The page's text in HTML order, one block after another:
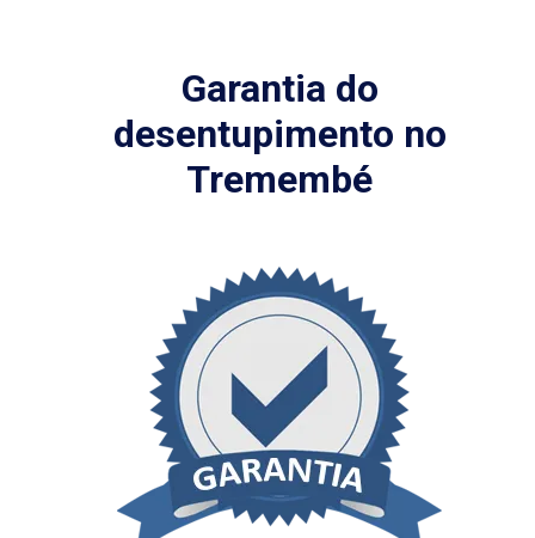
Garantia do
desentupimento no
Tremembé